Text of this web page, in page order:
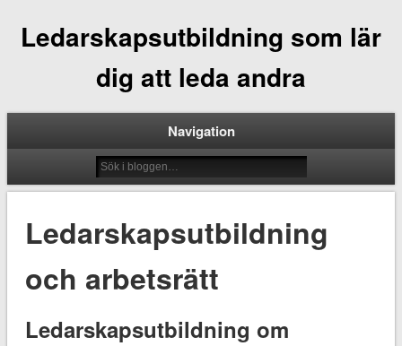
Ledarskapsutbildning som lär
dig att leda andra
Navigation
Ledarskapsutbildning
och arbetsrätt
Ledarskapsutbildning om